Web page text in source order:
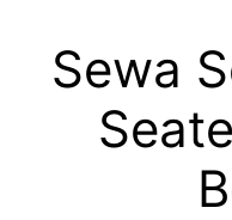
Sewa